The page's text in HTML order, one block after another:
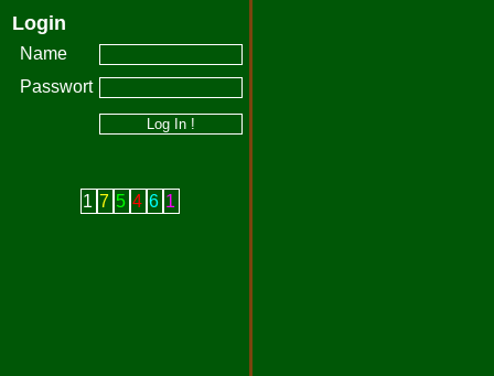
Login
Name
Passwort
1 7 5 4 6 1